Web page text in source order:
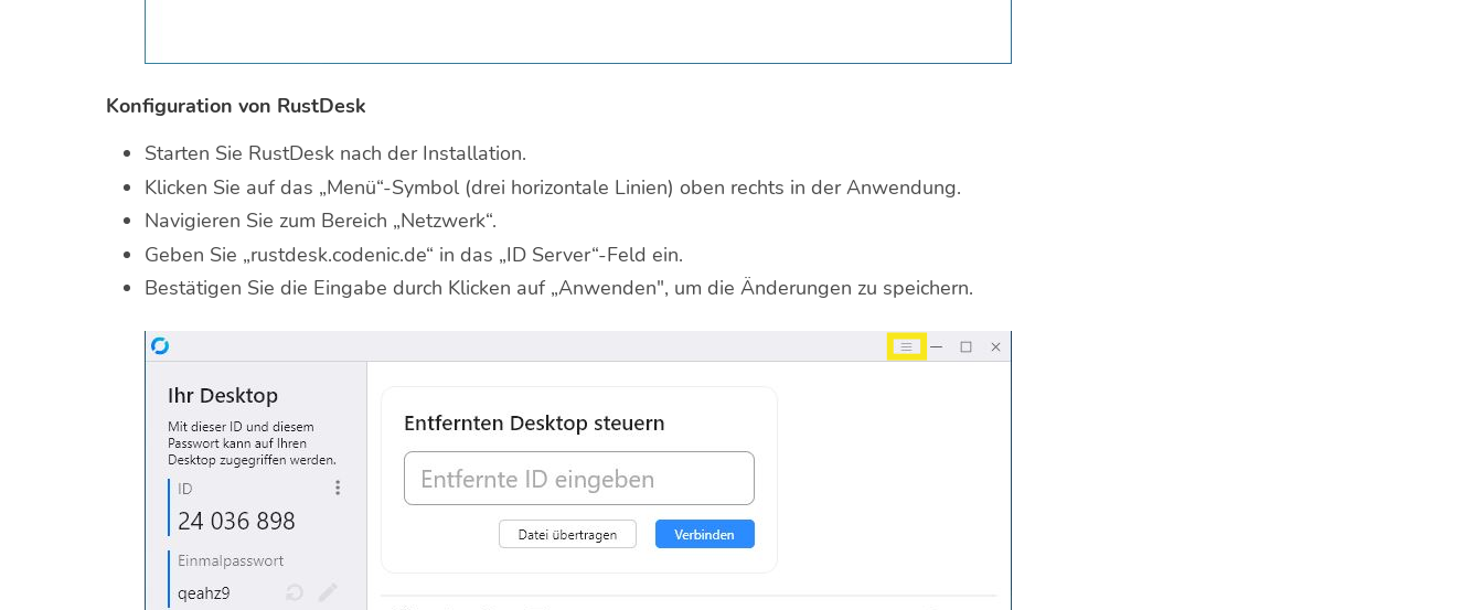
Konfiguration von RustDesk
Starten Sie RustDesk nach der Installation.
Klicken Sie auf das „Menü“-Symbol (drei horizontale Linien) oben rechts in der Anwendung.
Navigieren Sie zum Bereich „Netzwerk“.
Geben Sie „rustdesk.codenic.de“ in das „ID Server“-Feld ein.
Bestätigen Sie die Eingabe durch Klicken auf „Anwenden", um die Änderungen zu speichern.